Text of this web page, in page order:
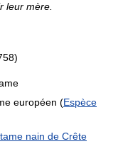
leur mère.
européen (Espèce
nain de Crête